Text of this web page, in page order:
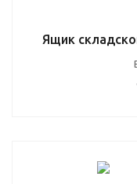
Ящик